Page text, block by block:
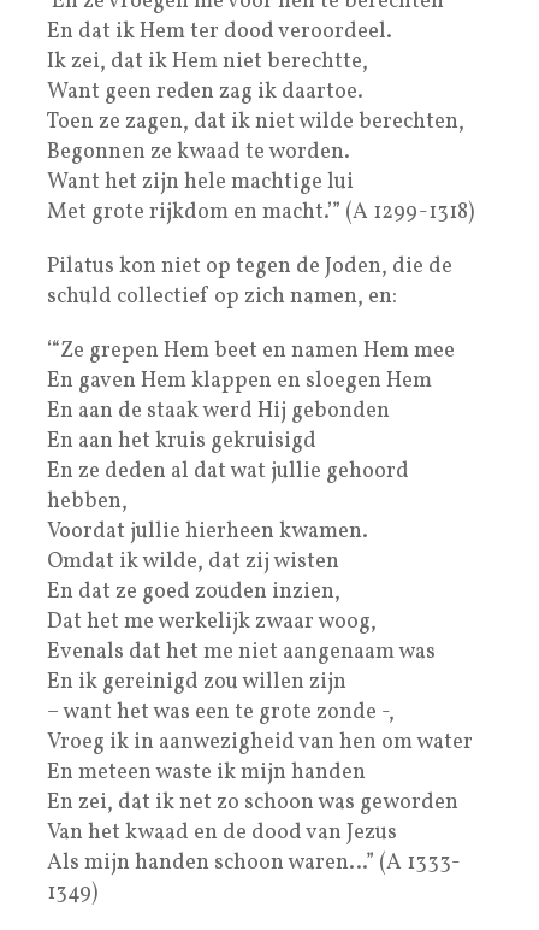
En dat ik Hem ter dood veroordeel.
Ik zei, dat ik Hem niet berechtte,
Want geen reden zag ik daartoe.
Toen ze zagen, dat ik niet wilde berechten,
Begonnen ze kwaad te worden.
Want het zijn hele machtige lui
Met grote rijkdom en macht.’” (A 1299-1318)
Pilatus kon niet op tegen de Joden, die de
schuld collectief op zich namen, en:
‘“Ze grepen Hem beet en namen Hem mee
En gaven Hem klappen en sloegen Hem
En aan de staak werd Hij gebonden
En aan het kruis gekruisigd
En ze deden al dat wat jullie gehoord
hebben,
Voordat jullie hierheen kwamen.
Omdat ik wilde, dat zij wisten
En dat ze goed zouden inzien,
Dat het me werkelijk zwaar woog,
Evenals dat het me niet aangenaam was
En ik gereinigd zou willen zijn
– want het was een te grote zonde -,
Vroeg ik in aanwezigheid van hen om water
En meteen waste ik mijn handen
En zei, dat ik net zo schoon was geworden
Van het kwaad en de dood van Jezus
Als mijn handen schoon waren…” (A 1333-
1349)